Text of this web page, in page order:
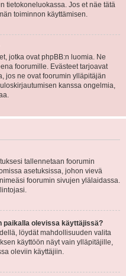
tietokoneluokassa. Jos et näe tätä
toiminnon käyttämisen.
jotka ovat phpBB:n luomia. Ne
foorumille. Evästeet tarjoavat
jos ne ovat foorumin ylläpitäjän
kanssa ongelmia,
tallennetaan foorumin
asetuksissa, johon vievä
foorumin sivujen ylälaidassa.
paikalla olevissa käyttäjissä?
löydät mahdollisuuden valita
käyttöön näyt vain ylläpitäjille,
oleviin käyttäjiin.